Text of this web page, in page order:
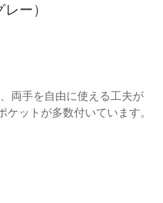
ー）
両手を自由に使える工夫が
ットが多数付いています。